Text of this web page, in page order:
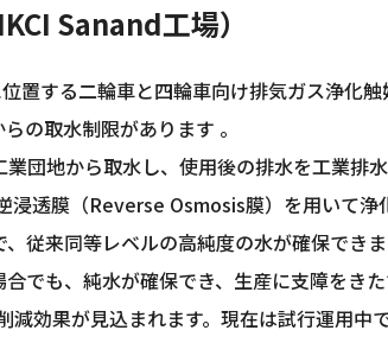
Sanand工場）
置する二輪車と四輪車向け排気ガス浄化
の取水制限があります 。
団地から取水し、使用後の排水を工業
浸透膜（Reverse Osmosis膜）を用いて
従来同等レベルの高純度の水が確保で
でも、純水が確保でき、生産に支障をき
減効果が見込まれます。現在は試行運用中